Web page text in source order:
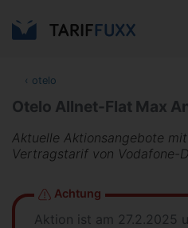
‹ otelo
Otelo Allnet-Flat Max
Aktuelle Aktionsangebote
Vertragstarif von Vodafone-
Achtung
Aktion ist am 27.2.2025